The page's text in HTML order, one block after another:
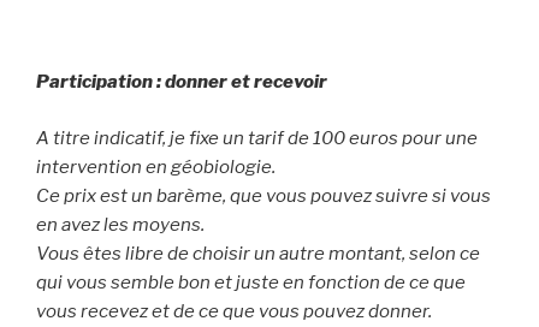
Participation : donner et recevoir
A titre indicatif, je fixe un tarif de 100 euros pour une
intervention en géobiologie.
Ce prix est un barème, que vous pouvez suivre si vous
en avez les moyens.
Vous êtes libre de choisir un autre montant, selon ce
qui vous semble bon et juste en fonction de ce que
vous recevez et de ce que vous pouvez donner.